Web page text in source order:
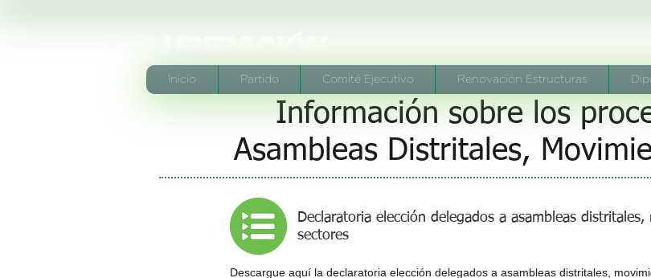
Inicio Partido Comité Ejecutivo Renovación Estructuras
Información sobre los
Asambleas Distritales,
Declaratoria elección delegados a asambleas
sectores
Descargue aquí la declaratoria elección delegados a asambleas distritales,